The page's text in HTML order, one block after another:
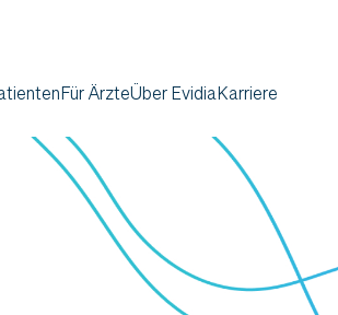
Für ÄrzteÜber EvidiaKarriere